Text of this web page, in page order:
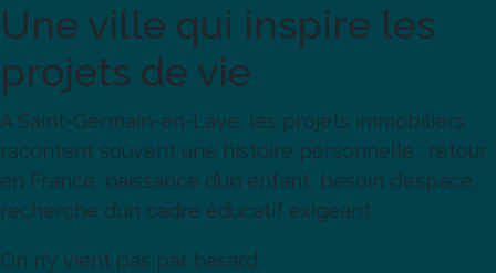
Une ville qui inspire les
projets de vie
À Saint-Germain-en-Laye, les projets immobiliers
racontent souvent une histoire personnelle : retour
en France, naissance d’un enfant, besoin d’espace,
recherche d’un cadre éducatif exigeant.
On n’y vient pas par hasard.